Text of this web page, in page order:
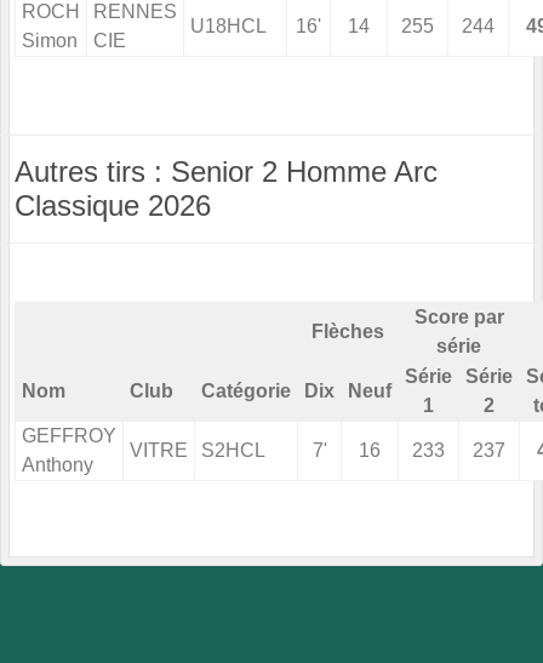
ROCH
Simon
RENNES
CIE
U18HCL 16' 14 255 244
Autres tirs : Senior 2 Homme Arc
Classique 2026
Flèches
Score par
série
Nom Club Catégorie Dix Neuf
Série
1
Série
2
GEFFROY
Anthony
VITRE S2HCL 7' 16 233 237